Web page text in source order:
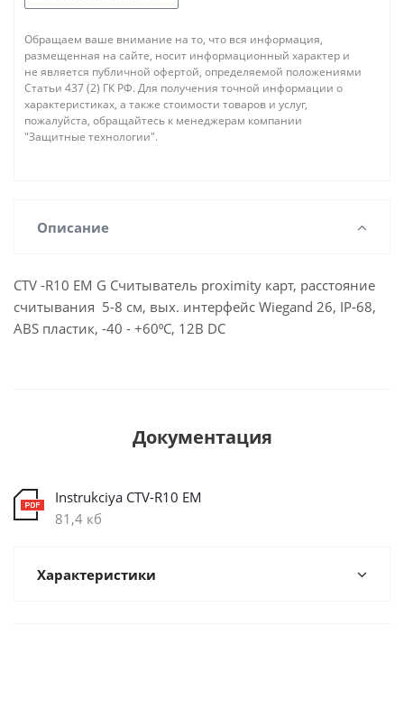
Обращаем ваше внимание на то, что вся информация,
размещенная на сайте, носит информационный характер и
не является публичной офертой, определяемой положениями
Статьи 437 (2) ГК РФ. Для получения точной информации о
характеристиках, а также стоимости товаров и услуг,
пожалуйста, обращайтесь к менеджерам компании
"Защитные технологии".
Описание
CTV -R10 EM G Считыватель proximity карт, расстояние
считывания 5-8 см, вых. интерфейс Wiegand 26, IP-68,
ABS пластик, -40 - +60⁰С, 12В DC
Документация
Instrukciya CTV-R10 EM
81,4 кб
Характеристики